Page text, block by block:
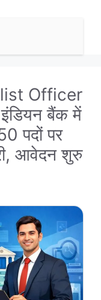
Officer
बैंक में
पदों पर
आवेदन शुरु